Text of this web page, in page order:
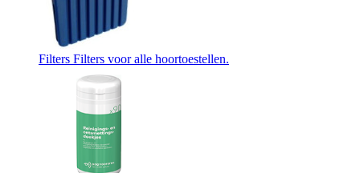
Filters Filters voor alle hoortoestellen.